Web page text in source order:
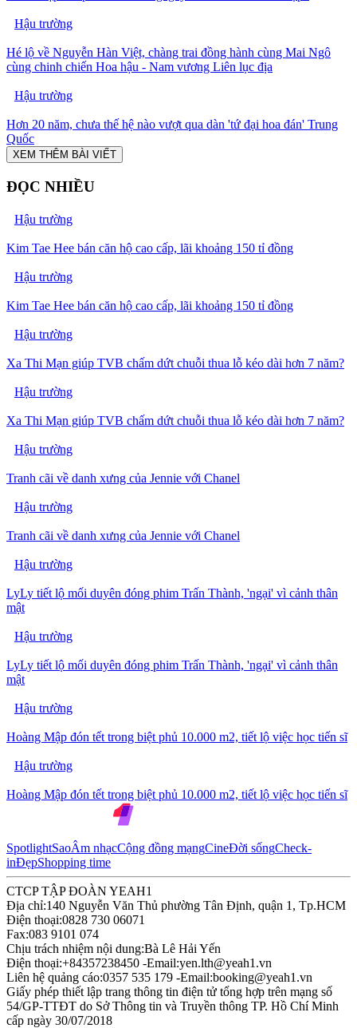
Hậu trường
Hé lộ về Nguyễn Hàn Việt, chàng trai đồng hành cùng Mai Ngô
cùng chinh chiến Hoa hậu - Nam vương Liên lục địa
Hậu trường
Hơn 20 năm, chưa thế hệ nào vượt qua dàn 'tứ đại hoa đán' Trung
Quốc
XEM THÊM BÀI VIẾT
ĐỌC NHIỀU
Hậu trường
Kim Tae Hee bán căn hộ cao cấp, lãi khoảng 150 tỉ đồng
Hậu trường
Kim Tae Hee bán căn hộ cao cấp, lãi khoảng 150 tỉ đồng
Hậu trường
Xa Thi Mạn giúp TVB chấm dứt chuỗi thua lỗ kéo dài hơn 7 năm?
Hậu trường
Xa Thi Mạn giúp TVB chấm dứt chuỗi thua lỗ kéo dài hơn 7 năm?
Hậu trường
Tranh cãi về danh xưng của Jennie với Chanel
Hậu trường
Tranh cãi về danh xưng của Jennie với Chanel
Hậu trường
LyLy tiết lộ mối duyên đóng phim Trấn Thành, 'ngại' vì cảnh thân
mật
Hậu trường
LyLy tiết lộ mối duyên đóng phim Trấn Thành, 'ngại' vì cảnh thân
mật
Hậu trường
Hoàng Mập đón tết trong biệt phủ 10.000 m2, tiết lộ việc học tiến sĩ
Hậu trường
Hoàng Mập đón tết trong biệt phủ 10.000 m2, tiết lộ việc học tiến sĩ
SpotlightSaoÂm nhạcCộng đồng mạngCineĐời sốngCheck-
inĐẹpShopping time
CTCP TẬP ĐOÀN YEAH1
Địa chỉ:140 Nguyễn Văn Thủ phường Tân Định, quận 1, Tp.HCM
Điện thoại:0828 730 06071
Fax:083 9101 074
Chịu trách nhiệm nội dung:Bà Lê Hải Yến
Điện thoại:+84357238450 -Email:yen.lth@yeah1.vn
Liên hệ quảng cáo:0357 535 179 -Email:booking@yeah1.vn
Giấy phép thiết lập trang thông tin điện tử tổng hợp trên mạng số
54/GP-TTĐT do Sở Thông tin và Truyền thông TP. Hồ Chí Minh
cấp ngày 30/07/2018